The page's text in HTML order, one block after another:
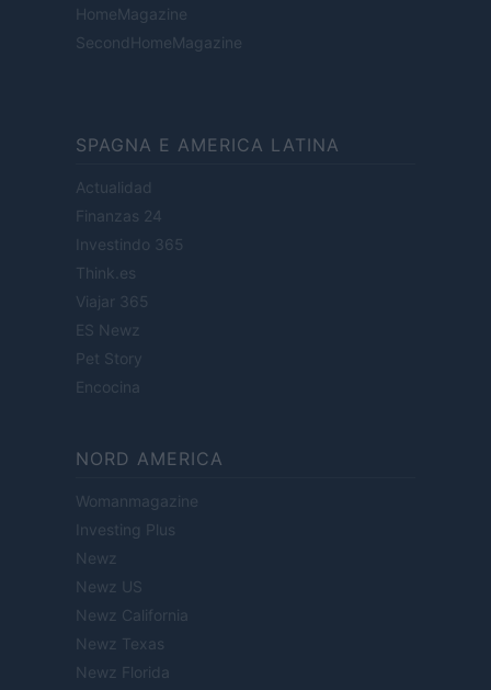
HomeMagazine
SecondHomeMagazine
SPAGNA E AMERICA LATINA
Actualidad
Finanzas 24
Investindo 365
Think.es
Viajar 365
ES Newz
Pet Story
Encocina
NORD AMERICA
Womanmagazine
Investing Plus
Newz
Newz US
Newz California
Newz Texas
Newz Florida